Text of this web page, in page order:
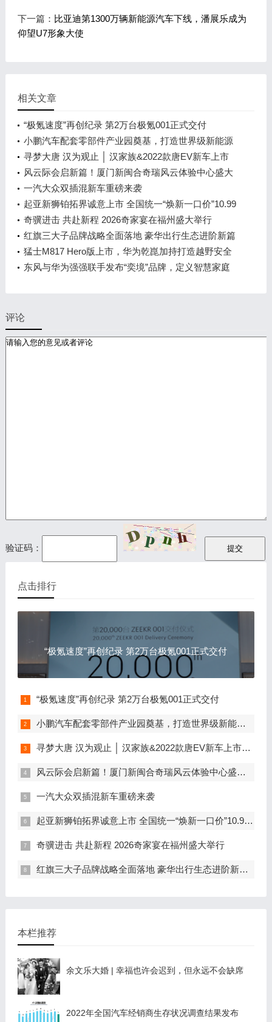
下一篇： 比亚迪第1300万辆新能源汽车下线，潘展乐成为
仰望U7形象大使
相关文章
“极氪速度”再创纪录 第2万台极氪001正式交付
小鹏汽车配套零部件产业园奠基，打造世界级新能源
智能汽车集群
寻梦大唐 汉为观止 │ 汉家族&2022款唐EV新车上市
发布会，敬请期待！
风云际会启新篇！厦门新闽合奇瑞风云体验中心盛大
开业
一汽大众双插混新车重磅来袭
起亚新狮铂拓界诚意上市 全国统一“焕新一口价”10.99
万元起
奇骥进击 共赴新程 2026奇家宴在福州盛大举行
红旗三大子品牌战略全面落地 豪华出行生态进阶新篇
章
猛士M817 Hero版上市，华为乾崑加持打造越野安全
标杆！
东风与华为强强联手发布“奕境”品牌，定义智慧家庭
评论
验证码：
点击排行
“极氪速度”再创纪录 第2万台极氪001正式交付
“极氪速度”再创纪录 第2万台极氪001正式交付
小鹏汽车配套零部件产业园奠基，打造世界级新能源智能汽车集群
寻梦大唐 汉为观止 │ 汉家族&2022款唐EV新车上市发布会，敬请期待！
风云际会启新篇！厦门新闽合奇瑞风云体验中心盛大开业
一汽大众双插混新车重磅来袭
起亚新狮铂拓界诚意上市 全国统一“焕新一口价”10.99万元起
奇骥进击 共赴新程 2026奇家宴在福州盛大举行
红旗三大子品牌战略全面落地 豪华出行生态进阶新篇章
本栏推荐
余文乐大婚 | 幸福也许会迟到，但永远不会缺席
2022年全国汽车经销商生存状况调查结果发布